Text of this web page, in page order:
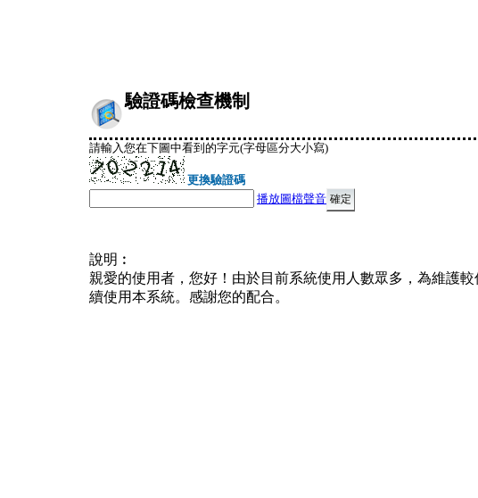
驗證碼檢查機制
請輸入您在下圖中看到的字元(字母區分大小寫)
更換驗證碼
播放圖檔聲音
說明︰
親愛的使用者，您好！由於目前系統使用人數眾多，為維護
續使用本系統。感謝您的配合。